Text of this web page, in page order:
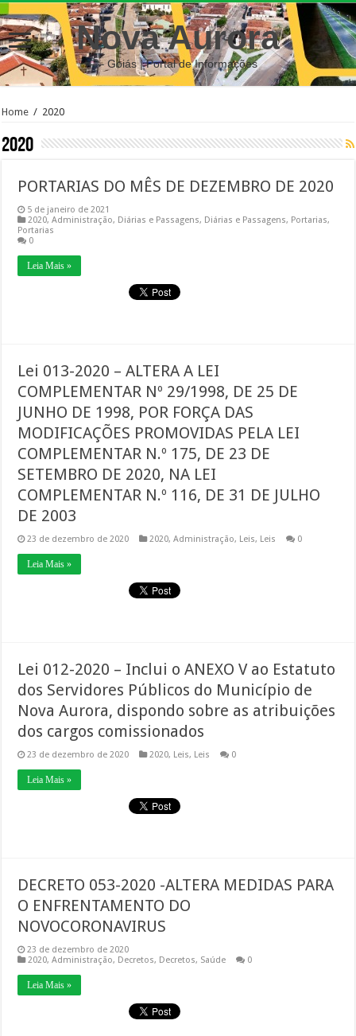
Nova Aurora
– Goiás | Portal de Informações
Home / 2020
2020
PORTARIAS DO MÊS DE DEZEMBRO DE 2020
5 de janeiro de 2021
2020,Administração, Diárias e Passagens, Diárias e Passagens, Portarias,
Portarias
0
Leia Mais »
Lei 013-2020 – ALTERA A LEI
COMPLEMENTAR Nº 29/1998, DE 25 DE
JUNHO DE 1998, POR FORÇA DAS
MODIFICAÇÕES PROMOVIDAS PELA LEI
COMPLEMENTAR N.º 175, DE 23 DE
SETEMBRO DE 2020, NA LEI
COMPLEMENTAR N.º 116, DE 31 DE JULHO
DE 2003
23 de dezembro de 2020 2020,Administração, Leis, Leis 0
Leia Mais »
Lei 012-2020 – Inclui o ANEXO V ao Estatuto
dos Servidores Públicos do Município de
Nova Aurora, dispondo sobre as atribuições
dos cargos comissionados
23 de dezembro de 2020 2020, Leis, Leis 0
Leia Mais »
DECRETO 053-2020 -ALTERA MEDIDAS PARA
O ENFRENTAMENTO DO
NOVOCORONAVIRUS
23 de dezembro de 2020
2020,Administração, Decretos, Decretos, Saúde 0
Leia Mais »